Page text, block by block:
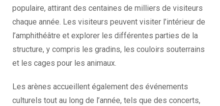
populaire, attirant des centaines de milliers de visiteurs
chaque année. Les visiteurs peuvent visiter l’intérieur de
l’amphithéâtre et explorer les différentes parties de la
structure, y compris les gradins, les couloirs souterrains
et les cages pour les animaux.
Les arènes accueillent également des événements
culturels tout au long de l’année, tels que des concerts,